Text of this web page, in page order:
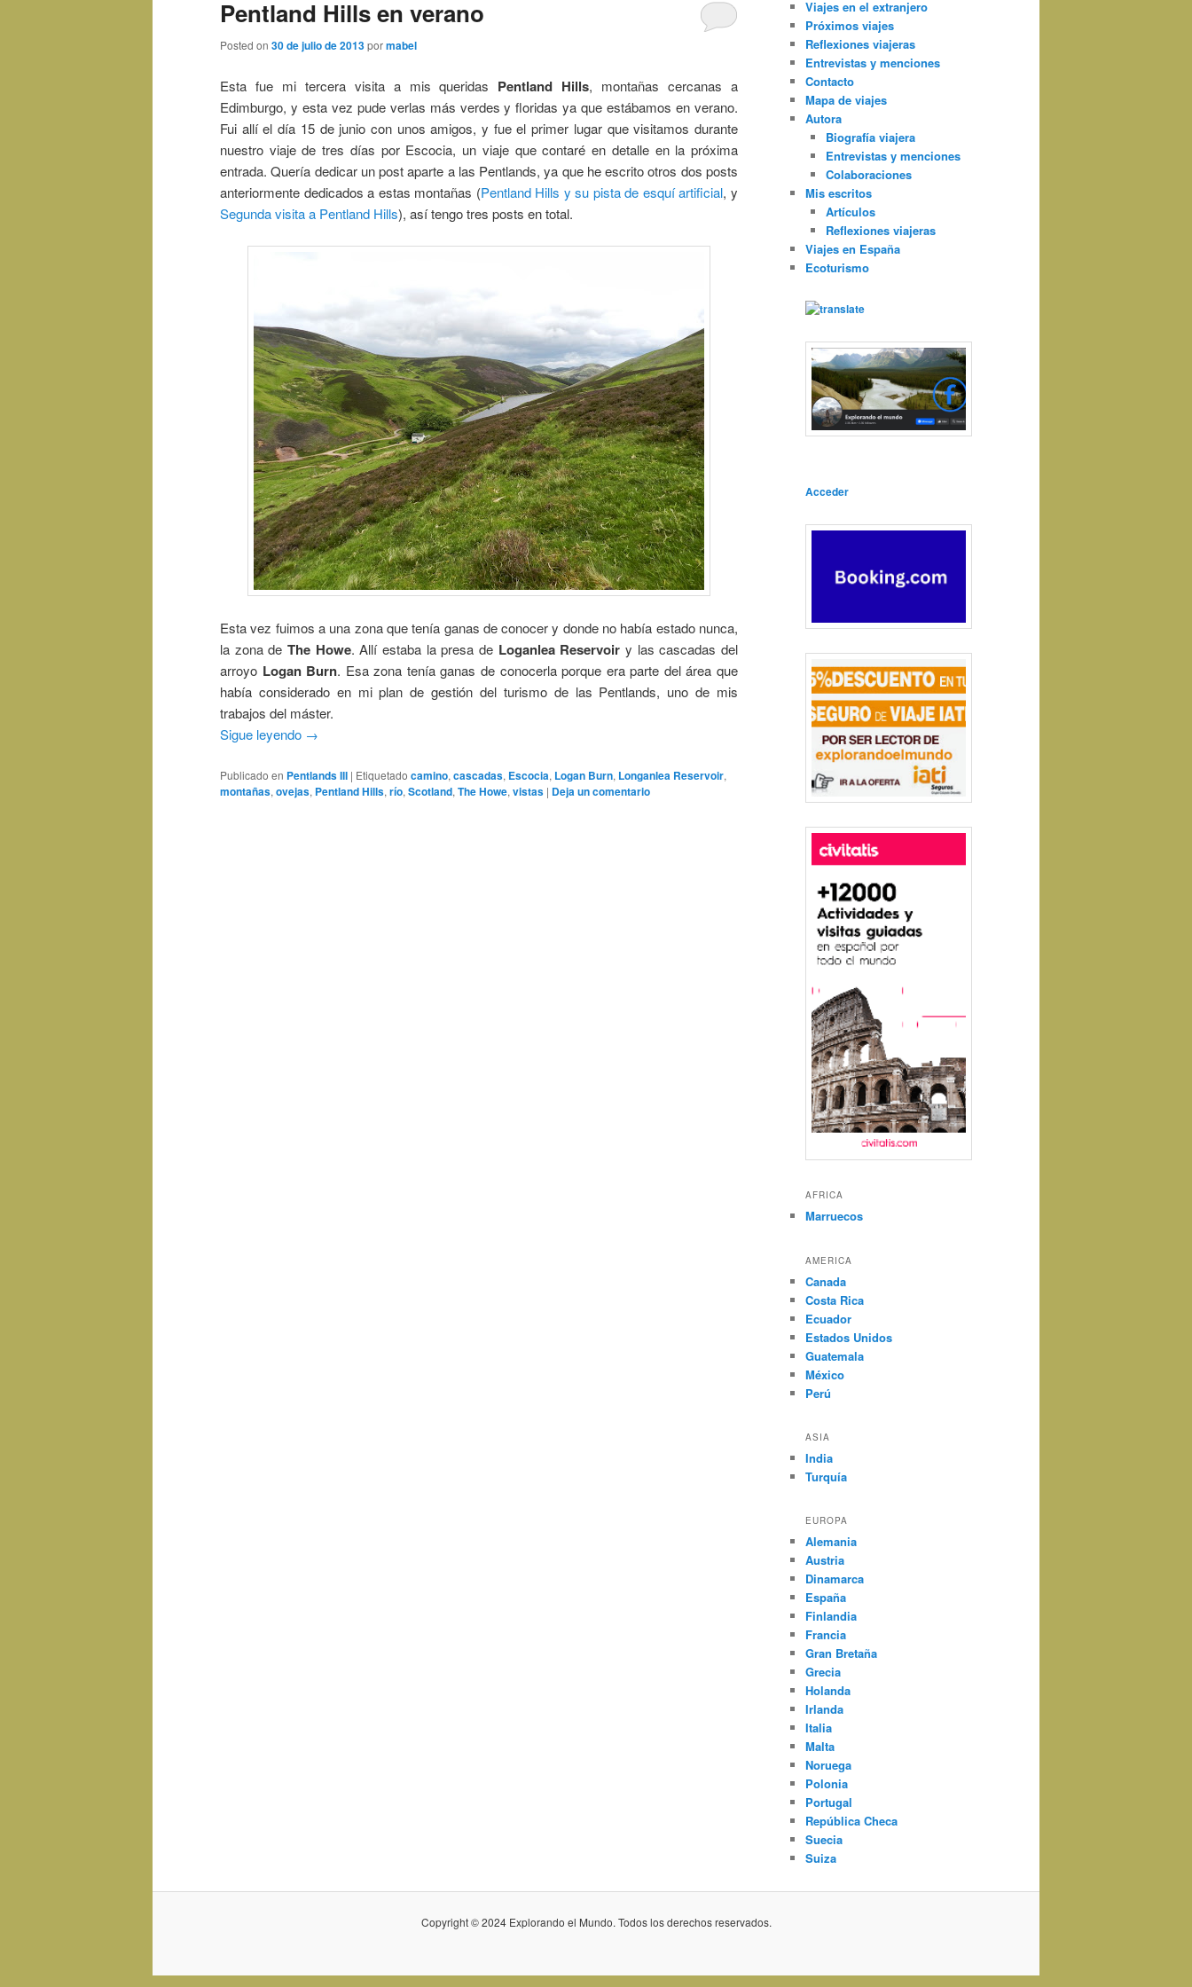
Pentland Hills en verano
Posted on 30 de julio de 2013pormabel
Esta fue mi tercera visita a mis queridas Pentland Hills, montañas cercanas a
Edimburgo, y esta vez pude verlas más verdes y floridas ya que estábamos en verano.
Fui allí el día 15 de junio con unos amigos, y fue el primer lugar que visitamos durante
nuestro viaje de tres días por Escocia, un viaje que contaré en detalle en la próxima
entrada. Quería dedicar un post aparte a las Pentlands, ya que he escrito otros dos posts
anteriormente dedicados a estas montañas (Pentland Hills y su pista de esquí artificial, y
Segunda visita a Pentland Hills), así tengo tres posts en total.
Esta vez fuimos a una zona que tenía ganas de conocer y donde no había estado nunca,
la zona de The Howe. Allí estaba la presa de Loganlea Reservoir y las cascadas del
arroyo Logan Burn. Esa zona tenía ganas de conocerla porque era parte del área que
había considerado en mi plan de gestión del turismo de las Pentlands, uno de mis
trabajos del máster.
Sigue leyendo →
Publicado en Pentlands III | Etiquetado camino, cascadas, Escocia, Logan Burn, Longanlea Reservoir,
montañas, ovejas, Pentland Hills, río, Scotland, The Howe, vistas | Deja un comentario
Viajes en el extranjero
Próximos viajes
Reflexiones viajeras
Entrevistas y menciones
Contacto
Mapa de viajes
Autora
Biografía viajera
Entrevistas y menciones
Colaboraciones
Mis escritos
Artículos
Reflexiones viajeras
Viajes en España
Ecoturismo
Acceder
AFRICA
Marruecos
AMERICA
Canada
Costa Rica
Ecuador
Estados Unidos
Guatemala
México
Perú
ASIA
India
Turquía
EUROPA
Alemania
Austria
Dinamarca
España
Finlandia
Francia
Gran Bretaña
Grecia
Holanda
Irlanda
Italia
Malta
Noruega
Polonia
Portugal
República Checa
Suecia
Suiza
Copyright © 2024 Explorando el Mundo. Todos los derechos reservados.